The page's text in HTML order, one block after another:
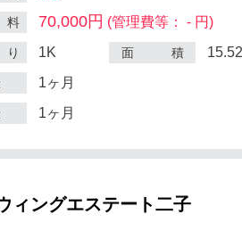
70,000円 (管理費等： - 円)
1K 面 積
1ヶ月
1ヶ月
ィングエステート二子